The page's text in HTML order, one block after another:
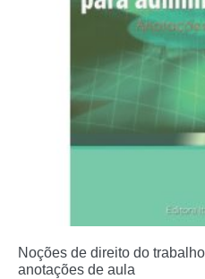
Noções de direito do
anotações de aula